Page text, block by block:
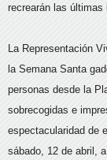
recrearán las
La Representación
la Semana Santa
personas desde la
sobrecogidas e
espectacularidad de
sábado, 12 de abril,